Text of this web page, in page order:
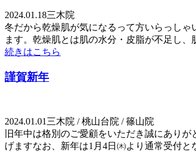
2024.01.18三木院
冬だから乾燥肌が気になるって方いらっし
ます。乾燥肌とは肌の水分・皮脂が不足し
続きはこちら
謹賀新年
2024.01.01 三木院 / 桃山台院 / 篠山院
旧年中は格別のご愛顧をいただき誠にあり
げますなお、新年は1月4日㈭より通常受付と